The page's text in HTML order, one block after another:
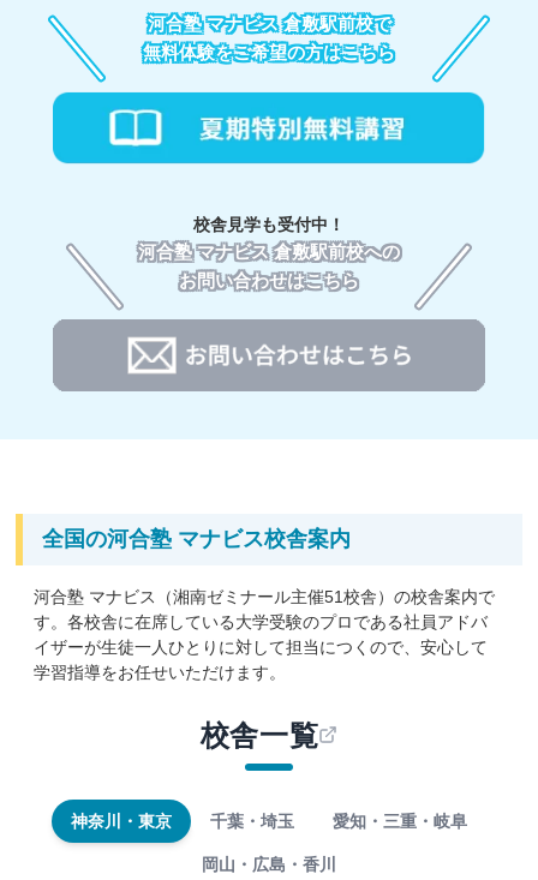
3.受講料：お取りいただく講座によって金額が変わりま
す。
講座の種類にもよりますが、目安として「45分×1講」に
つき1,910円（税込）、「60分×1講」につき2,550円（税
込）、「90分×1講」につき3,820円（税込）となり、そ
れに各講座の講数を乗じた金額となります。例えば、
能です。（一部ローン払いをお取扱いしていない校舎が
あります。）また一部の校舎にて「クレジットカード払
い」を受け付けております。
志望校や成績から、一人ひとりに合った学習プランをご提案
詳細は河合塾 マナビス各校舎にお問い合わせください。
河合塾 マナビスは現役合格のための、大学受験に特化し
た塾。
河合塾講師の受験テクニック満載の映像授業と、
最新の受験傾向が反映されたテキスト、河合塾ならでは
の受験のノウハウ、すべての相乗効果と共に、受験指導
のプロであるアドバイザーによる一人ひとりに合ったサ
ポートが受けられます。
様々な経験を持つアドバイザー(社員)が生徒一人ひとり
に対して担当につくので、高校生活や学習法、将来の進
路についてもじっくり相談できます。また、アドバイザ
ーのフォローのもと、
学習状況や目標に応じて、学習プ
ランを見直し、志望校合格に向けて、迷わず学習を進め
られます。
の中から、自分に必要な講座を受講できるので、無駄な
受講時間はありません。使用するテキストは、河合塾の
成しています。
4. 1対1の対話で授業の理解を深めるアドバイスタイム
受け身の学習では、学力は伸ばせません。マナビスで
学習したことを生徒自身が説明する「アドバイスタイ
を設けています。対話しながら、
で、わかったつもりになっていた部分が明確に。入試に
つながる思考力や表現力も磨けます。
ブース室に自習スペースを設けています。ご利用は無料
です。詳細は河合塾 マナビス各校舎にお問い合わせくだ
さい。
校舎見学も受付中！
河合塾 マナビス 倉敷駅前校への
お問い合わせはこちら
河合塾 マナビス 倉敷駅前校で
無料体験をご希望の方はこちら
全国の河合塾 マナビス校舎案内
河合塾 マナビス（湘南ゼミナール主催51校舎）の校舎案内で
す。各校舎に在席している大学受験のプロである社員アドバ
イザーが生徒一人ひとりに対して担当につくので、安心して
学習指導をお任せいただけます。
校舎一覧
神奈川・東京 千葉・埼玉
愛知・三重・岐阜
岡山・広島・香川